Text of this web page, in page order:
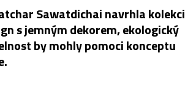
Sawatdichai navrhla kolekci
s jemným dekorem, ekologický
by mohly pomoci konceptu